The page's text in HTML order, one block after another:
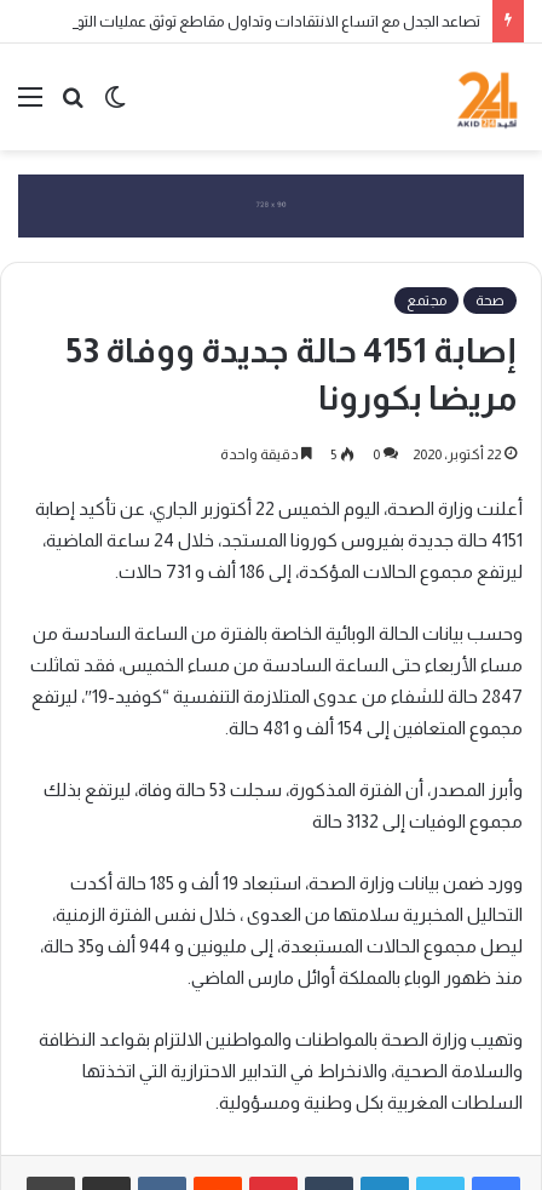
بحث
الوضع
صحة مجتمع
إصابة 4151 حالة جديدة ووفاة 53
مريضا بكورونا
22 أكتوبر، 2020 0
5 دقيقة واحدة
أعلنت وزارة الصحة، اليوم الخميس 22 أكتوزبر الجاري، عن تأكيد إصابة
4151 حالة جديدة بفيروس كورونا المستجد، خلال 24 ساعة الماضية،
ليرتفع مجموع الحالات المؤكدة، إلى 186 ألف و 731 حالات.
وحسب بيانات الحالة الوبائية الخاصة بالفترة من الساعة السادسة من
مساء الأربعاء حتى الساعة السادسة من مساء الخميس، فقد تماثلت
2847 حالة للشفاء من عدوى المتلازمة التنفسية “كوفيد-19″، ليرتفع
مجموع المتعافين إلى 154 ألف و 481 حالة.
وأبرز المصدر، أن الفترة المذكورة، سجلت 53 حالة وفاة، ليرتفع بذلك
مجموع الوفيات إلى 3132 حالة
وورد ضمن بيانات وزارة الصحة، استبعاد 19 ألف و 185 حالة أكدت
التحاليل المخبرية سلامتها من العدوى ، خلال نفس الفترة الزمنية،
ليصل مجموع الحالات المستبعدة، إلى مليونين و 944 ألف و35 حالة،
منذ ظهور الوباء بالمملكة أوائل مارس الماضي.
وتهيب وزارة الصحة بالمواطنات والمواطنين الالتزام بقواعد النظافة
والسلامة الصحية، والانخراط في التدابير الاحترازية التي اتخذتها
السلطات المغربية بكل وطنية ومسؤولية.
لينكدإن بينتيريست ‏VKontakte